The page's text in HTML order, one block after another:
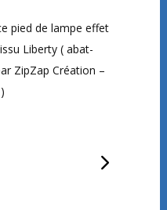
pied de lampe effet
Liberty ( abat-
ZipZap Création –
)